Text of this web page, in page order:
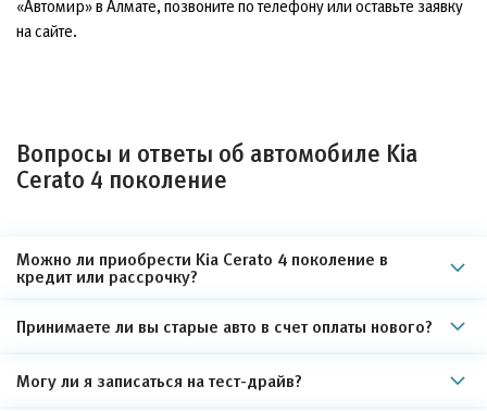
«Автомир» в Алмате, позвоните по телефону или оставьте заявку
на сайте.
Вопросы и ответы об автомобиле Kia
Cerato 4 поколение
Можно ли приобрести Kia Cerato 4 поколение в
кредит или рассрочку?
Принимаете ли вы старые авто в счет оплаты нового?
Могу ли я записаться на тест-драйв?